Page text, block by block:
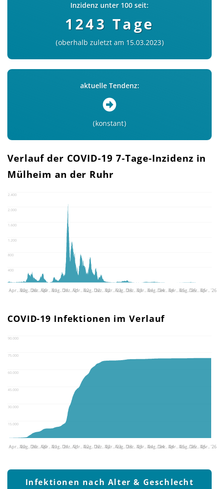
Inzidenz unter 100 seit:
1243 Tage
oberhalb zuletzt am 15.03.2023
aktuelle Tendenz:
konstant
Verlauf der COVID-19 7-Tage-Inzidenz in
Mülheim an der Ruhr
400
800
1.200
1.600
2.000
2.400
Apr.. '20Aug.. '20Dez.. '20Apr.. '21Aug.. '21Dez.. '21Apr.. '22Aug.. '22Dez.. '22Apr.. '23Aug.. '23Dez.. '23Apr.. '24Aug.. '24Dez.. '24Apr.. '25Aug.. '25Dez.. '25Apr.. '26
COVID-19 Infektionen im Verlauf
15.000
30.000
45.000
60.000
75.000
90.000
Apr.. '20Aug.. '20Dez.. '20Apr.. '21Aug.. '21Dez.. '21Apr.. '22Aug.. '22Dez.. '22Apr.. '23Aug.. '23Dez.. '23Apr.. '24Aug.. '24Dez.. '24Apr.. '25Aug.. '25Dez.. '25Apr.. '26
Infektionen nach Alter & Geschlecht